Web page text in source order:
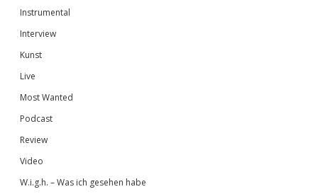
Instrumental
Interview
Kunst
Live
Most Wanted
Podcast
Review
Video
W.i.g.h. – Was ich gesehen habe